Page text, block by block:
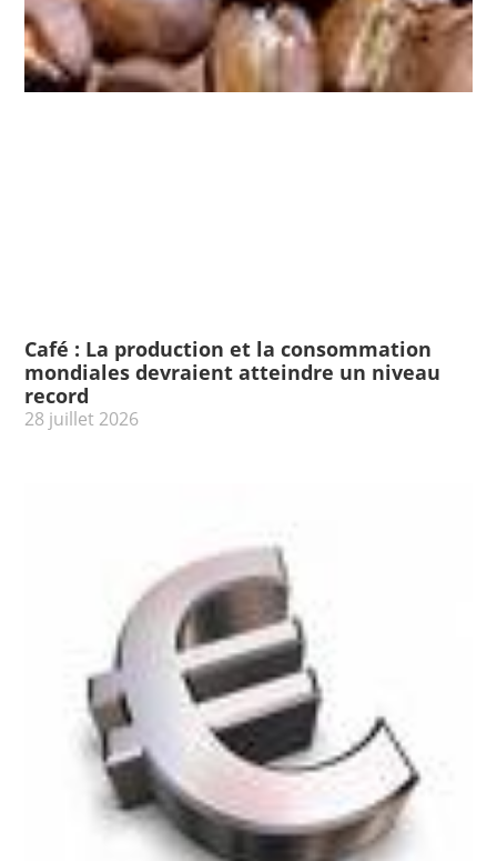
Café : La production et la consommation
mondiales devraient atteindre un niveau
record
28 juillet 2026